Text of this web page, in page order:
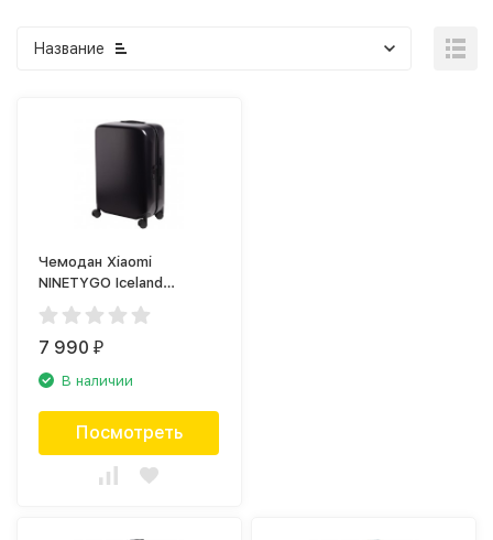
Название
Чемодан Xiaomi
NINETYGO Iceland
Luggage 20, чёрный
7 990₽
В наличии
Посмотреть